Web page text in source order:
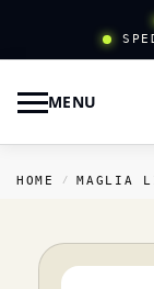
MENU
HOME / MAGLIA